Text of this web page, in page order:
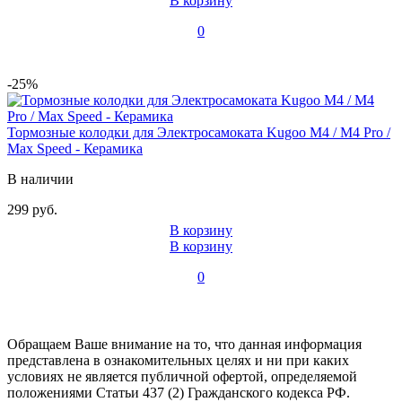
0
-25%
Тормозные колодки для Электросамоката Kugoo M4 / M4 Pro /
Max Speed - Керамика
В наличии
299 руб.
В корзину
В корзину
0
Обращаем Ваше внимание на то, что данная информация
представлена в ознакомительных целях и ни при каких
условиях не является публичной офертой, определяемой
положениями Статьи 437 (2) Гражданского кодекса РФ.